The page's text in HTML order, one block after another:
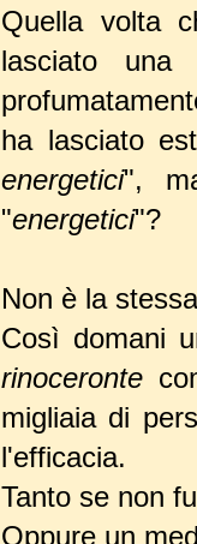
Quella volta
lasciato una
ha lasciato
energetici",
"energetici"?
Non è la
Così domani
rinoceronte
migliaia di
l'efficacia.
Tanto se non
Oppure un